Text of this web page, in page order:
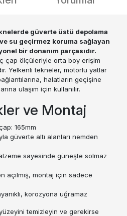
güverte üstü depolama
su geçirmez koruma sağlayan
bir donanım parçasıdır.
çap ölçüleriyle orta boy erişim
Yelkenli tekneler, motorlu yatlar
halatların geçişine
ulaşım için kullanılır.
ve Montaj
165mm
güverte altı alanları nemden
sayesinde güneşte solmaz
açılmış, montaj için sadece
korozyona uğramaz
temizleyin ve gerekirse